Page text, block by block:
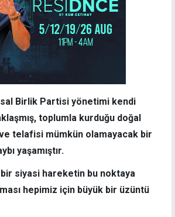
Birlik Partisi yönetimi kendi
toplumla kurduğu doğal
ve telafisi mümkün olamayacak bir
yaşamıştır.
siyasi hareketin bu noktaya
hepimiz için büyük bir üzüntü